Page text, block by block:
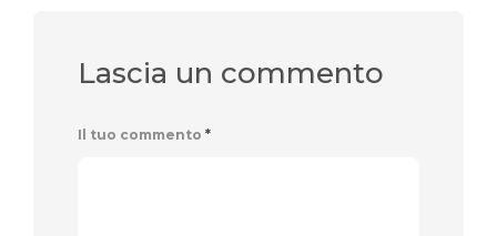
Lascia un commento
Il tuo commento *